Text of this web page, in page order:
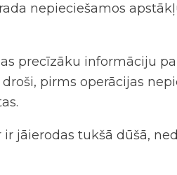
nepieciešamos
precīzāku informāciju
pirms operācijas
jāierodas tukšā dūšā,